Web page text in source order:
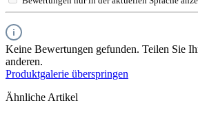
Keine Bewertungen gefunden. Teilen Sie
anderen.
Produktgalerie überspringen
Ähnliche Artikel